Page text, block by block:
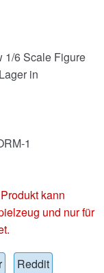
1/6 Scale Figure
in
1
kann
und nur für
Reddit